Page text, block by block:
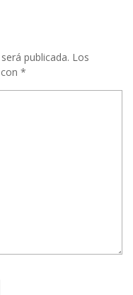
publicada. Los
*